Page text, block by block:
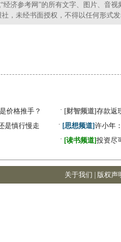
济参考网”的所有文字、图片、音视
，未经书面授权，不得以任何形式
价格推手？ · [财智频道]存款返
是慎行慢走 · [思想频道]许小年
· [读书频道]投资尽